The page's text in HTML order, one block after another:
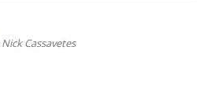
Nick Cassavetes